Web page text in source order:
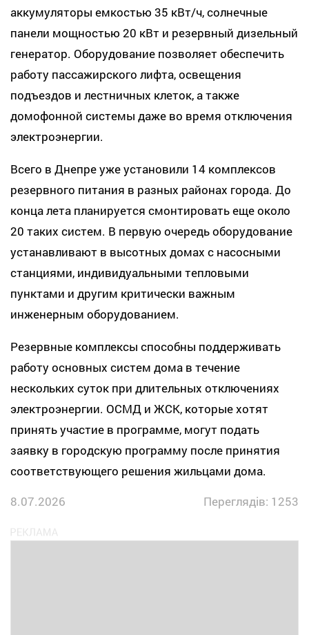
аккумуляторы емкостью 35 кВт/ч, солнечные
панели мощностью 20 кВт и резервный дизельный
генератор. Оборудование позволяет обеспечить
работу пассажирского лифта, освещения
подъездов и лестничных клеток, а также
домофонной системы даже во время отключения
электроэнергии.
Всего в Днепре уже установили 14 комплексов
резервного питания в разных районах города. До
конца лета планируется смонтировать еще около
20 таких систем. В первую очередь оборудование
устанавливают в высотных домах с насосными
станциями, индивидуальными тепловыми
пунктами и другим критически важным
инженерным оборудованием.
Резервные комплексы способны поддерживать
работу основных систем дома в течение
нескольких суток при длительных отключениях
электроэнергии. ОСМД и ЖСК, которые хотят
принять участие в программе, могут подать
заявку в городскую программу после принятия
соответствующего решения жильцами дома.
8.07.2026
Переглядів: 1253